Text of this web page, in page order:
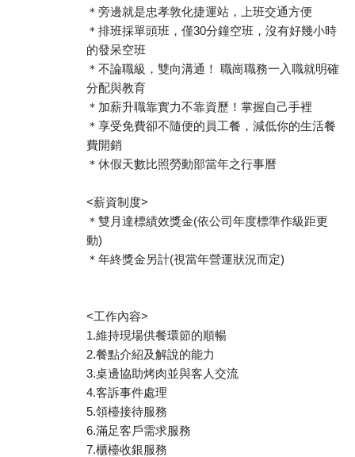
＊旁邊就是忠孝敦化捷運站，上班交通方便
＊排班採單頭班，僅30分鐘空班，沒有好幾小時
的發呆空班
＊不論職級，雙向溝通！ 職崗職務一入職就明確
分配與教育
＊加薪升職靠實力不靠資歷！掌握自己手裡
＊享受免費卻不隨便的員工餐，減低你的生活餐
費開銷
＊休假天數比照勞動部當年之行事曆
<薪資制度>
＊雙月達標績效獎金(依公司年度標準作級距更
動)
＊年終獎金另計(視當年營運狀況而定)
<工作內容>
1.維持現場供餐環節的順暢
2.餐點介紹及解說的能力
3.桌邊協助烤肉並與客人交流
4.客訴事件處理
5.領檯接待服務
6.滿足客戶需求服務
7.櫃檯收銀服務